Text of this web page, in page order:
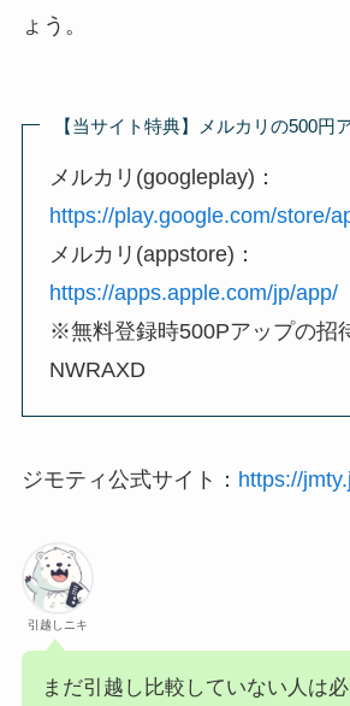
ょう。
【当サイト特典】メルカリの500円
メルカリ(googleplay)：
https://play.google.com/store/
メルカリ(appstore)：
https://apps.apple.com/jp/app/
※無料登録時500Pアップの招
NWRAXD
ジモティ公式サイト： https://
引越しニキ
まだ引越し比較していない人は